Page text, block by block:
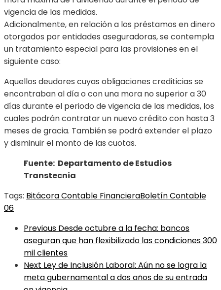
vigencia de las medidas.
Adicionalmente, en relación a los préstamos en dinero
otorgados por entidades aseguradoras, se contempla
un tratamiento especial para las provisiones en el
siguiente caso:
Aquellos deudores cuyas obligaciones crediticias se
encontraban al día o con una mora no superior a 30
días durante el periodo de vigencia de las medidas, los
cuales podrán contratar un nuevo crédito con hasta 3
meses de gracia. También se podrá extender el plazo
y disminuir el monto de las cuotas.
Fuente: Departamento de Estudios
Transtecnia
Tags: Bitácora Contable FinancieraBoletín Contable
06
Previous Desde octubre a la fecha: bancos
aseguran que han flexibilizado las condiciones 300
mil clientes
Next Ley de Inclusión Laboral: Aún no se logra la
meta gubernamental a dos años de su entrada